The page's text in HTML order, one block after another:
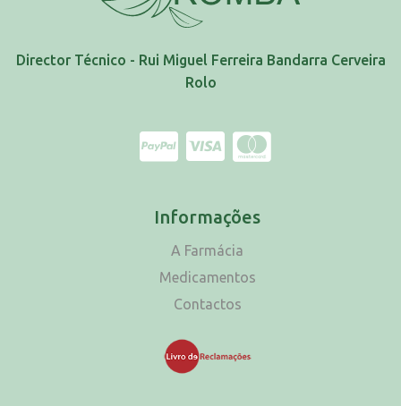
Director Técnico - Rui Miguel Ferreira Bandarra Cerveira
Rolo
Informações
A Farmácia
Medicamentos
Contactos